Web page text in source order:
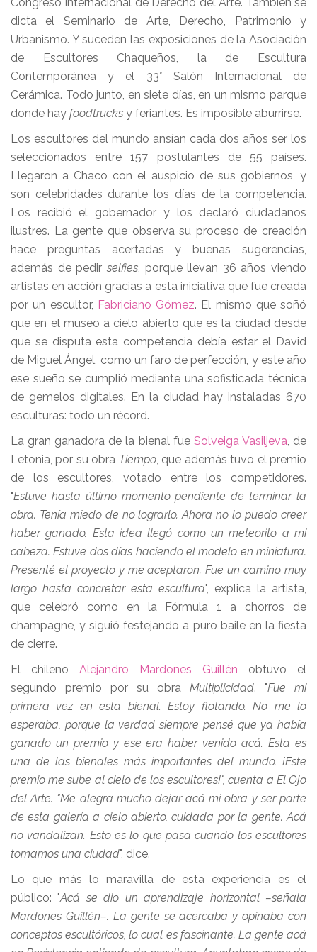
dicta el Seminario de Arte, Derecho, Patrimonio y
Urbanismo. Y suceden las exposiciones de la Asociación
de Escultores Chaqueños, la de Escultura
Contemporánea y el 33° Salón Internacional de
Cerámica. Todo junto, en siete días, en un mismo parque
donde hay foodtrucks y feriantes. Es imposible aburrirse.
Los escultores del mundo ansían cada dos años ser los
seleccionados entre 157 postulantes de 55 países.
Llegaron a Chaco con el auspicio de sus gobiernos, y
son celebridades durante los días de la competencia.
Los recibió el gobernador y los declaró ciudadanos
ilustres. La gente que observa su proceso de creación
hace preguntas acertadas y buenas sugerencias,
además de pedir selfies, porque llevan 36 años viendo
artistas en acción gracias a esta iniciativa que fue creada
por un escultor, Fabriciano Gómez. El mismo que soñó
que en el museo a cielo abierto que es la ciudad desde
que se disputa esta competencia debía estar el David
de Miguel Ángel, como un faro de perfección, y este año
ese sueño se cumplió mediante una sofisticada técnica
de gemelos digitales. En la ciudad hay instaladas 670
esculturas: todo un récord.
La gran ganadora de la bienal fue Solveiga Vasiljeva, de
Letonia, por su obra Tiempo, que además tuvo el premio
de los escultores, votado entre los competidores.
"Estuve hasta último momento pendiente de terminar la
obra. Tenía miedo de no lograrlo. Ahora no lo puedo creer
haber ganado. Esta idea llegó como un meteorito a mi
cabeza. Estuve dos días haciendo el modelo en miniatura.
Presenté el proyecto y me aceptaron. Fue un camino muy
largo hasta concretar esta escultura", explica la artista,
que celebró como en la Fórmula 1 a chorros de
champagne, y siguió festejando a puro baile en la fiesta
de cierre.
El chileno Alejandro Mardones Guillén obtuvo el
segundo premio por su obra Multiplicidad. "Fue mi
primera vez en esta bienal. Estoy flotando. No me lo
esperaba, porque la verdad siempre pensé que ya había
ganado un premio y ese era haber venido acá. Esta es
una de las bienales más importantes del mundo. ¡Este
premio me sube al cielo de los escultores!", cuenta a El Ojo
del Arte. "Me alegra mucho dejar acá mi obra y ser parte
de esta galería a cielo abierto, cuidada por la gente. Acá
no vandalizan. Esto es lo que pasa cuando los escultores
tomamos una ciudad", dice.
Lo que más lo maravilla de esta experiencia es el
público: "Acá se dio un aprendizaje horizontal –señala
Mardones Guillén–. La gente se acercaba y opinaba con
conceptos escultóricos, lo cual es fascinante. La gente acá